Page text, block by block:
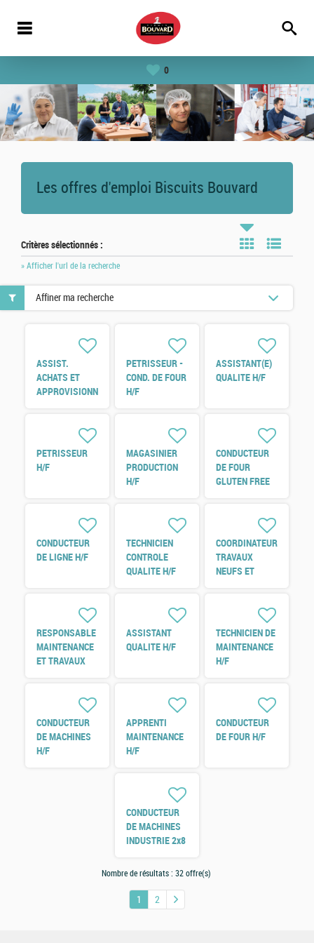
0
Les offres d'emploi Biscuits Bouvard
Critères sélectionnés :
» Afficher l'url de la recherche
ASSIST.
ACHATS ET
APPROVISIONNEMENTS
PETRISSEUR -
COND. DE FOUR
H/F
ASSISTANT(E)
QUALITE H/F
PETRISSEUR
H/F
MAGASINIER
PRODUCTION
H/F
CONDUCTEUR
DE FOUR
GLUTEN FREE
CONDUCTEUR
DE LIGNE H/F
TECHNICIEN
CONTROLE
QUALITE H/F
COORDINATEUR
TRAVAUX
NEUFS ET
RESPONSABLE
MAINTENANCE
ET TRAVAUX
ASSISTANT
QUALITE H/F
TECHNICIEN DE
MAINTENANCE
H/F
CONDUCTEUR
DE MACHINES
H/F
APPRENTI
MAINTENANCE
H/F
CONDUCTEUR
DE FOUR H/F
CONDUCTEUR
DE MACHINES
INDUSTRIE 2x8
Affiner ma recherche
Nombre de résultats : 32 offre(s)
1 2